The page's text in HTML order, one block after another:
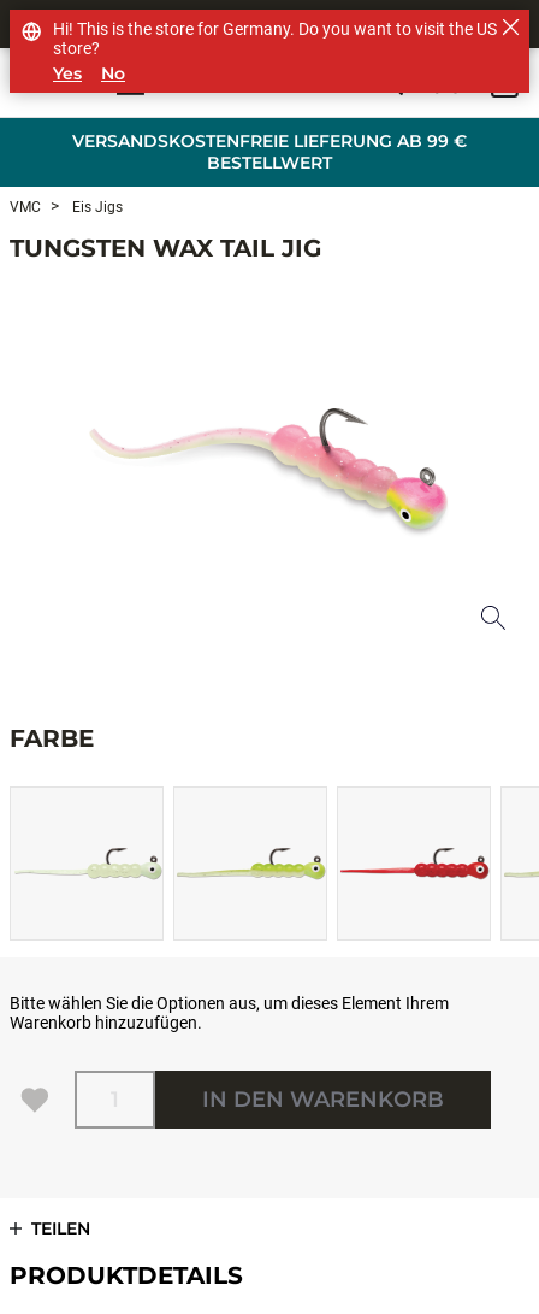
VERSANDSKOSTENFREIE LIEFERUNG AB 99 €
BESTELLWERT
SHOP OTHER BRANDS
VMC Eis Jigs
TUNGSTEN WAX TAIL JIG
FARBE
Bitte wählen Sie die Optionen aus, um dieses Element Ihrem
Warenkorb hinzuzufügen.
Menge
IN DEN WARENKORB
TEILEN
PRODUKTDETAILS
Hi! This is the store for Germany. Do you want to visit the US
store?
Yes No